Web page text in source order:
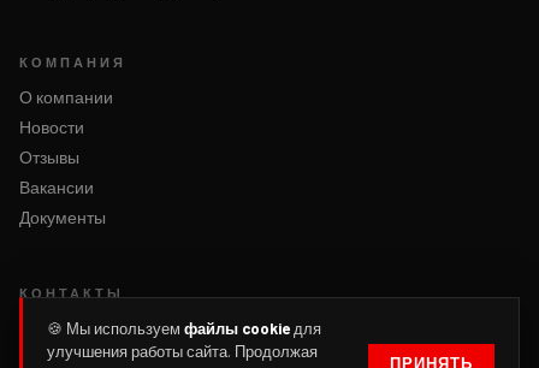
КОМПАНИЯ
О компании
Новости
Отзывы
Вакансии
Документы
КОНТАКТЫ
Написать нам
Оформить заявку
🍪 Мы используем файлы cookie для
улучшения работы сайта. Продолжая
ПРИНЯТЬ